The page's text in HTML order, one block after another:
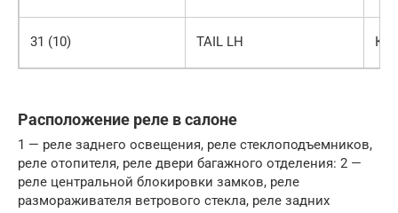
31 (10) TAIL LH
Расположение реле в салоне
1 — реле заднего освеще­ния, реле стеклоподъемников,
реле отопителя, реле двери багажного отделения: 2 —
реле центральной блокировки замков, реле
размораживателя ветрового стекла, реле задних